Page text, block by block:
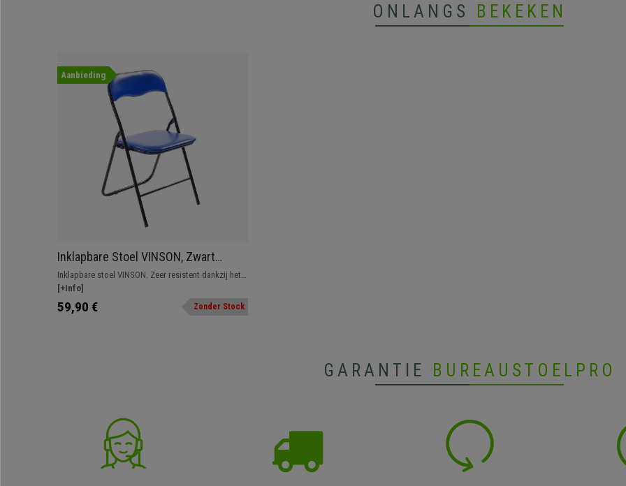
ONLANGS BEKEKEN
Aanbieding
Inklapbare Stoel VINSON, Zwart
Metalen Structuur, Lederen Bekleding
in het Blauw
Inklapbare stoel VINSON. Zeer resistent dankzij het
metalen frame. Zeer praktisch, gemakkelijk op te
bergen en neemt weinig ruimte in beslag.
[+Info]
59,90 € Zonder Stock
GARANTIE BUREAUSTOELPRO